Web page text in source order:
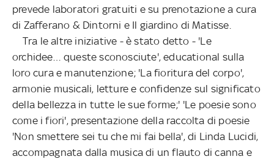
prevede laboratori gratuiti e su prenotazione a cura
di Zafferano & Dintorni e Il giardino di Matisse.
Tra le altre iniziative - è stato detto - 'Le
orchidee… queste sconosciute', educational sulla
loro cura e manutenzione; 'La fioritura del corpo',
armonie musicali, letture e confidenze sul significato
della bellezza in tutte le sue forme;' 'Le poesie sono
come i fiori', presentazione della raccolta di poesie
'Non smettere sei tu che mi fai bella', di Linda Lucidi,
accompagnata dalla musica di un flauto di canna e